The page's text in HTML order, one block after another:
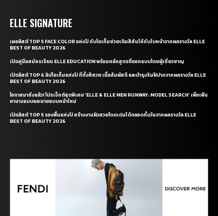
ELLE SIGNATURE
เผยลิสต์ TOP 5 FACE COLOR แห่งปี กับไอเท็มช่วยเติมสีสันให้กับใบหน้าจากผลรางวัล ELLE
BEST OF BEAUTY 2026
เปิดคู่มือสมัครเรียน ELLE EDUCATION พร้อมหลักสูตรที่ออกแบบโดยผู้เชี่ยวชาญ
เปิดลิสต์ TOP 6 ลิปไอเท็มแห่งปี ที่ทั้งสีสวย เนื้อสัมผัสดี และบำรุงริมฝีปากจากผลรางวัล ELLE
BEST OF BEAUTY 2026
โอกาสมาถึงแล้ว! โปรเจ็กต์สุดพิเศษ ‘ELLE & ELLE MEN RUNWAY: MODEL SEARCH’ เพื่อเฟ้น
หานางแบบและนายแบบหน้าใหม่
เปิดลิสต์ TOP 5 รองพื้นแห่งปี สร้างงานผิวสวยโดดเด่นได้ตลอดทั้งวันจากผลรางวัล ELLE
BEST OF BEAUTY 2026